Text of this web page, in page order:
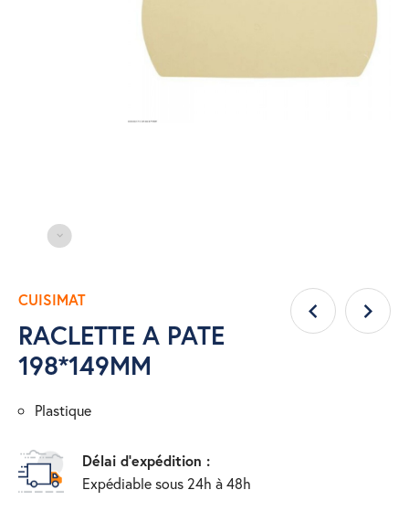
CUISIMAT
RACLETTE A PATE
198*149MM
plastique
Délai d'expédition :
Expédiable sous 24h à 48h